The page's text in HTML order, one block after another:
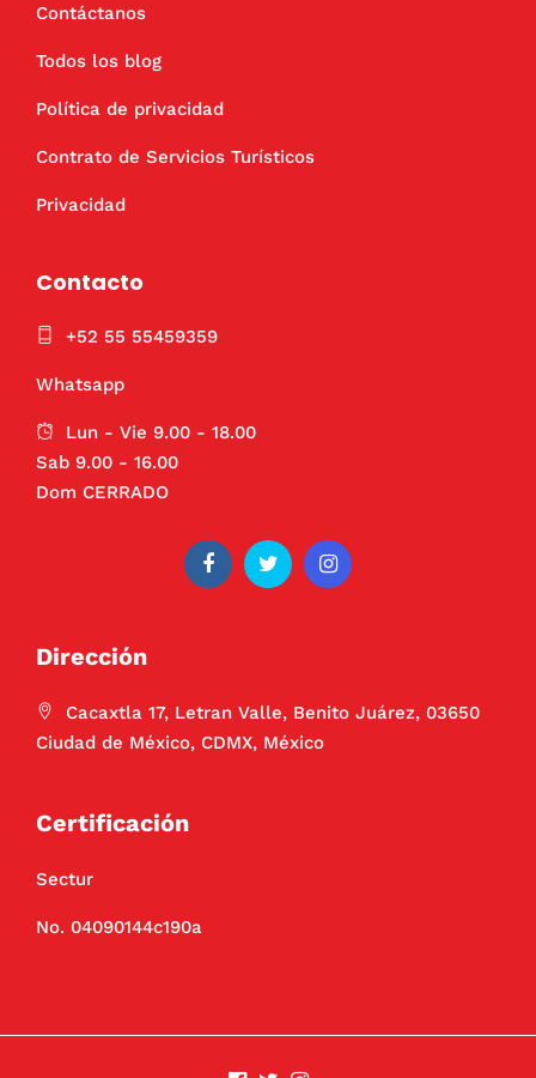
Contáctanos
Todos los blog
Política de privacidad
Contrato de Servicios Turísticos
Privacidad
Contacto
+52 55 55459359
Whatsapp
Lun - Vie 9.00 - 18.00
Sab 9.00 - 16.00
Dom CERRADO
Dirección
Cacaxtla 17, Letran Valle, Benito Juárez, 03650
Ciudad de México, CDMX, México
Certificación
Sectur
No. 04090144c190a